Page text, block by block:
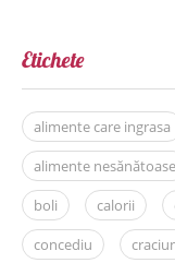
Etichete
alimente care ingrasa
alimente nesănătoase
boli
calorii
concediu